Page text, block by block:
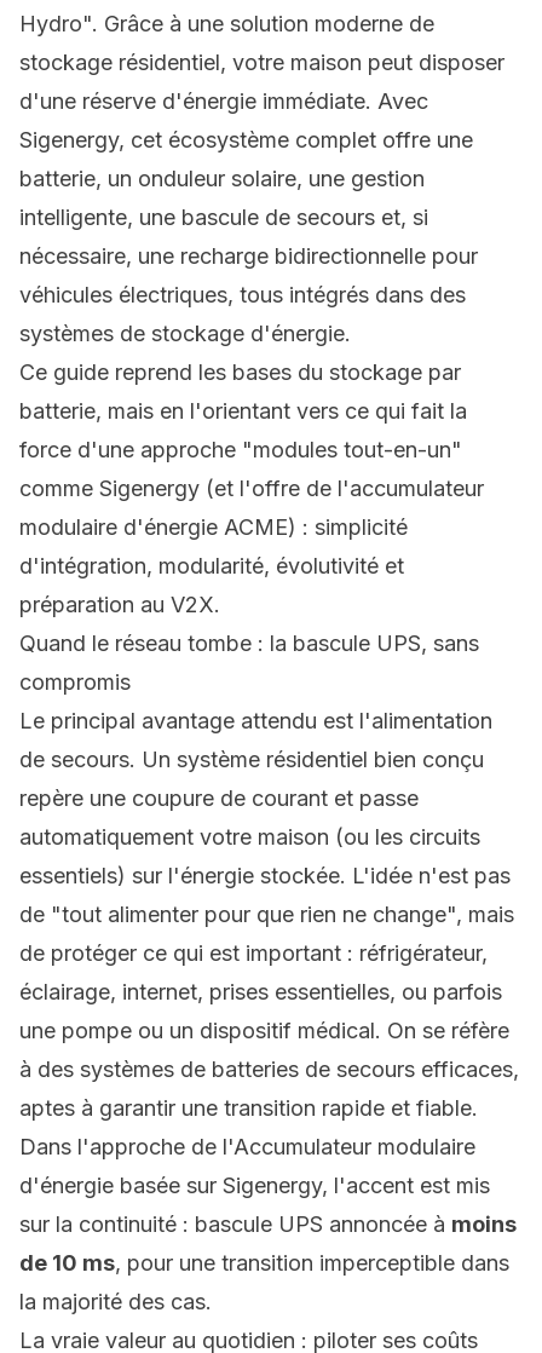
Hydro". Grâce à une solution moderne de
stockage résidentiel, votre maison peut disposer
d'une réserve d'énergie immédiate. Avec
Sigenergy, cet écosystème complet offre une
batterie, un onduleur solaire, une gestion
intelligente, une bascule de secours et, si
nécessaire, une recharge bidirectionnelle pour
véhicules électriques, tous intégrés dans des
systèmes de stockage d'énergie.
Ce guide reprend les bases du stockage par
batterie, mais en l'orientant vers ce qui fait la
force d'une approche "modules tout-en-un"
comme Sigenergy (et l'offre de l'accumulateur
modulaire d'énergie ACME) : simplicité
d'intégration, modularité, évolutivité et
préparation au V2X.
Quand le réseau tombe : la bascule UPS, sans
compromis
Le principal avantage attendu est l'alimentation
de secours. Un système résidentiel bien conçu
repère une coupure de courant et passe
automatiquement votre maison (ou les circuits
essentiels) sur l'énergie stockée. L'idée n'est pas
de "tout alimenter pour que rien ne change", mais
de protéger ce qui est important : réfrigérateur,
éclairage, internet, prises essentielles, ou parfois
une pompe ou un dispositif médical. On se réfère
à des systèmes de batteries de secours efficaces,
aptes à garantir une transition rapide et fiable.
Dans l'approche de l'Accumulateur modulaire
d'énergie basée sur Sigenergy, l'accent est mis
sur la continuité : bascule UPS annoncée à moins
de 10 ms, pour une transition imperceptible dans
la majorité des cas.
La vraie valeur au quotidien : piloter ses coûts